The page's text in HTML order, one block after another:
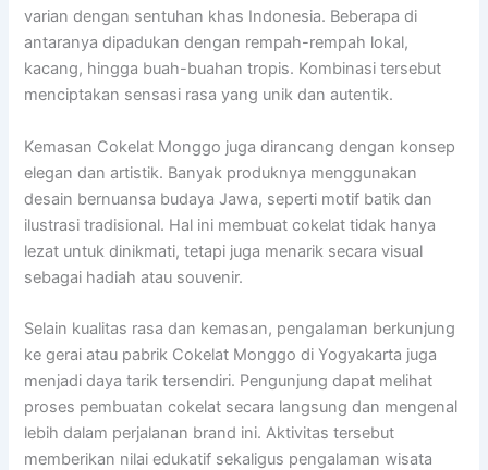
varian dengan sentuhan khas Indonesia. Beberapa di
antaranya dipadukan dengan rempah-rempah lokal,
kacang, hingga buah-buahan tropis. Kombinasi tersebut
menciptakan sensasi rasa yang unik dan autentik.
Kemasan Cokelat Monggo juga dirancang dengan konsep
elegan dan artistik. Banyak produknya menggunakan
desain bernuansa budaya Jawa, seperti motif batik dan
ilustrasi tradisional. Hal ini membuat cokelat tidak hanya
lezat untuk dinikmati, tetapi juga menarik secara visual
sebagai hadiah atau souvenir.
Selain kualitas rasa dan kemasan, pengalaman berkunjung
ke gerai atau pabrik Cokelat Monggo di Yogyakarta juga
menjadi daya tarik tersendiri. Pengunjung dapat melihat
proses pembuatan cokelat secara langsung dan mengenal
lebih dalam perjalanan brand ini. Aktivitas tersebut
memberikan nilai edukatif sekaligus pengalaman wisata